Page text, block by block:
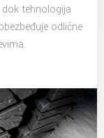
tehnologija
odlične